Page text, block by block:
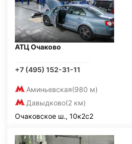
АТЦ Очаково
+7 (495) 152-31-11
Аминьевская(980 м)
Давыдково(2 км)
Очаковское ш., 10к2с2